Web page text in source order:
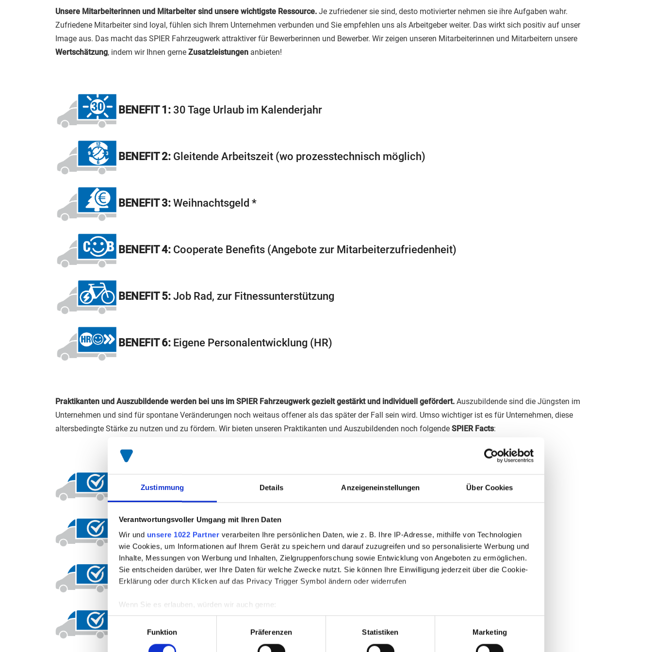
Zustimmung Details Anzeigeneinstellungen Über Cookies
Verantwortungsvoller Umgang mit Ihren Daten
Wir und unsere 1022 Partner verarbeiten Ihre persönlichen Daten, wie z. B. Ihre IP-Adresse, mithilfe von Technologien
wie Cookies, um Informationen auf Ihrem Gerät zu speichern und darauf zuzugreifen und so personalisierte Werbung und
Inhalte, Messungen von Werbung und Inhalten, Zielgruppenforschung sowie Entwicklung von Angeboten zu ermöglichen.
Sie entscheiden darüber, wer Ihre Daten für welche Zwecke nutzt. Sie können Ihre Einwilligung jederzeit über die Cookie-
Erklärung oder durch Klicken auf das Privacy Trigger Symbol ändern oder widerrufen
Wenn Sie es erlauben, würden wir auch gerne:
Informationen über Ihre geografische Lage erfassen, welche bis auf einige Meter genau sein können
Ihr Gerät durch aktives Scannen nach bestimmten Merkmalen (Fingerprinting) identifizieren
Erfahren Sie mehr darüber, wie Ihre persönlichen Daten verarbeitet werden, und legen Sie Ihre Präferenzen imAbschnitt
Funktion
Präferenzen Statistiken Marketing
Unsere Mitarbeiterinnen und Mitarbeiter sind unsere wichtigste Ressource. Je zufriedener sie sind, desto motivierter nehmen sie ihre Aufgaben wahr.
Zufriedene Mitarbeiter sind loyal, fühlen sich Ihrem Unternehmen verbunden und Sie empfehlen uns als Arbeitgeber weiter. Das wirkt sich positiv auf unser
Image aus. Das macht das SPIER Fahrzeugwerk attraktiver für Bewerberinnen und Bewerber. Wir zeigen unseren Mitarbeiterinnen und Mitarbeitern unsere
Wertschätzung, indem wir Ihnen gerne Zusatzleistungen anbieten!
BENEFIT 1 : 30 Tage Urlaub im Kalenderjahr
BENEFIT 2: Gleitende Arbeitszeit (wo prozesstechnisch möglich)
BENEFIT 3: Weihnachtsgeld *
BENEFIT 4: Cooperate Benefits (Angebote zur Mitarbeiterzufriedenheit)
BENEFIT 5: Job Rad, zur Fitnessunterstützung
BENEFIT 6: Eigene Personalentwicklung (HR)
Praktikanten und Auszubildende werden bei uns im SPIER Fahrzeugwerk gezielt gestärkt und individuell gefördert. Auszubildende sind die Jüngsten im
Unternehmen und sind für spontane Veränderungen noch weitaus offener als das später der Fall sein wird. Umso wichtiger ist es für Unternehmen, diese
altersbedingte Stärke zu nutzen und zu fördern. Wir bieten unseren Praktikanten und Auszubildenden noch folgende SPIER Facts:
SPIER Fact 1: Motivierte Ausbilder in allen Fachbereichen
SPIER Fact 2:Eigene Metallbau-Ausbildungswerkstatt
SPIER Fact 3:Optionale überfachliche Seminare & Projekte